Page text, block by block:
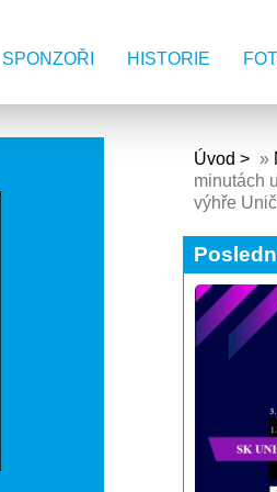
SPONZOŘI HISTORIE
Úvod »
minutách
výhře